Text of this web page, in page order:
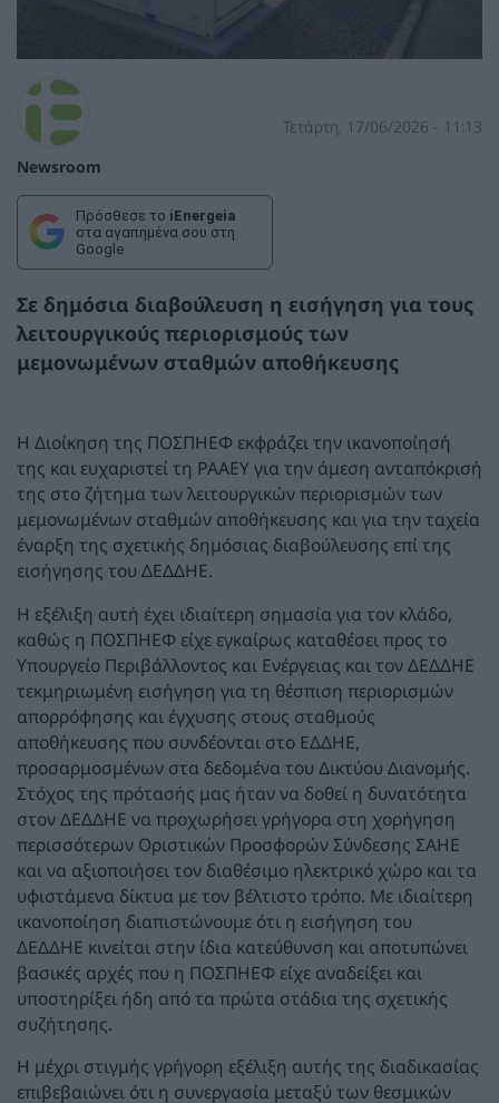
Newsroom
Τετάρτη, 17/06/2026 - 11:13
Πρόσθεσε το iEnergeia
στα αγαπημένα σου στη
Google
Σε δημόσια διαβούλευση η εισήγηση για τους
λειτουργικούς περιορισμούς των
μεμονωμένων σταθμών αποθήκευσης
Η Διοίκηση της ΠΟΣΠΗΕΦ εκφράζει την ικανοποίησή
της και ευχαριστεί τη ΡΑΑΕΥ για την άμεση ανταπόκρισή
της στο ζήτημα των λειτουργικών περιορισμών των
μεμονωμένων σταθμών αποθήκευσης και για την ταχεία
έναρξη της σχετικής δημόσιας διαβούλευσης επί της
εισήγησης του ΔΕΔΔΗΕ.
Η εξέλιξη αυτή έχει ιδιαίτερη σημασία για τον κλάδο,
καθώς η ΠΟΣΠΗΕΦ είχε εγκαίρως καταθέσει προς το
Υπουργείο Περιβάλλοντος και Ενέργειας και τον ΔΕΔΔΗΕ
τεκμηριωμένη εισήγηση για τη θέσπιση περιορισμών
απορρόφησης και έγχυσης στους σταθμούς
αποθήκευσης που συνδέονται στο ΕΔΔΗΕ,
προσαρμοσμένων στα δεδομένα του Δικτύου Διανομής.
Στόχος της πρότασής μας ήταν να δοθεί η δυνατότητα
στον ΔΕΔΔΗΕ να προχωρήσει γρήγορα στη χορήγηση
περισσότερων Οριστικών Προσφορών Σύνδεσης ΣΑΗΕ
και να αξιοποιήσει τον διαθέσιμο ηλεκτρικό χώρο και τα
υφιστάμενα δίκτυα με τον βέλτιστο τρόπο. Με ιδιαίτερη
ικανοποίηση διαπιστώνουμε ότι η εισήγηση του
ΔΕΔΔΗΕ κινείται στην ίδια κατεύθυνση και αποτυπώνει
βασικές αρχές που η ΠΟΣΠΗΕΦ είχε αναδείξει και
υποστηρίξει ήδη από τα πρώτα στάδια της σχετικής
συζήτησης.
Η μέχρι στιγμής γρήγορη εξέλιξη αυτής της διαδικασίας
επιβεβαιώνει ότι η συνεργασία μεταξύ των θεσμικών